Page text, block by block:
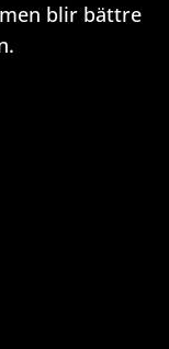
blir bättre